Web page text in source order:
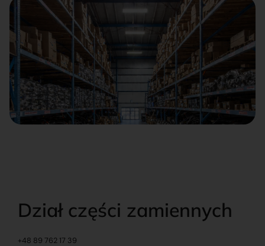
Dział części zamiennych
+48 89 762 17 39